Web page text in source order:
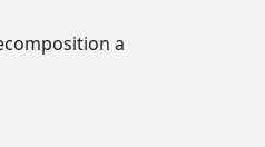
a